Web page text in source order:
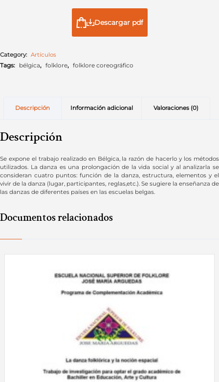
Descargar pdf
Category: Artículos
Tags: bélgica, folklore, folklore coreográfico
Descripción Información adicional Valoraciones (0)
Descripción
Se expone el trabajo realizado en Bélgica, la razón de hacerlo y los métodos
utilizados. La danza es una prolongación de la vida social y al analizarla se
consideran cuatro puntos: función de la danza, estructura, elementos y el
vivir de la danza (lugar, participantes, reglas,etc.). Se sugiere la enseñanza de
las danzas de diferentes países en las escuelas belgas.
Documentos relacionados